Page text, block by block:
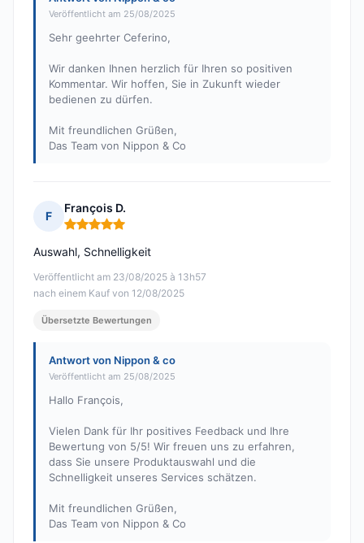
Veröffentlicht am 25/08/2025
Sehr geehrter Ceferino,
Wir danken Ihnen herzlich für Ihren so positiven
Kommentar. Wir hoffen, Sie in Zukunft wieder
bedienen zu dürfen.
Mit freundlichen Grüßen,
Das Team von Nippon & Co
F
François D.
Hinweis: 5 von 5
Veröffentlicht am 23/08/2025 à 13h57
nach einem Kauf von 12/08/2025
Auswahl, Schnelligkeit
Übersetzte Bewertungen
Antwort von Nippon & co
Veröffentlicht am 25/08/2025
Hallo François,
Vielen Dank für Ihr positives Feedback und Ihre
Bewertung von 5/5! Wir freuen uns zu erfahren,
dass Sie unsere Produktauswahl und die
Schnelligkeit unseres Services schätzen.
Mit freundlichen Grüßen,
Das Team von Nippon & Co